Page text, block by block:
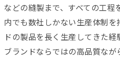
などの縫製まで、すべての工程
内でも数社しかない生産体制を
ドの製品を長く生産してきた
ブランドならではの高品質なが